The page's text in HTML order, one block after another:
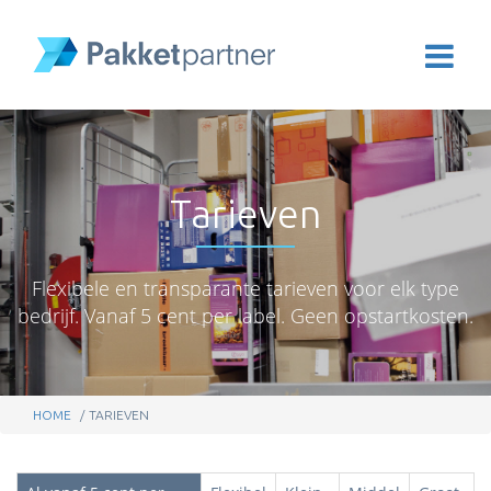
Tarieven
Flexibele en transparante tarieven voor elk type
bedrijf. Vanaf 5 cent per label. Geen opstartkosten.
TARIEVEN
HOME